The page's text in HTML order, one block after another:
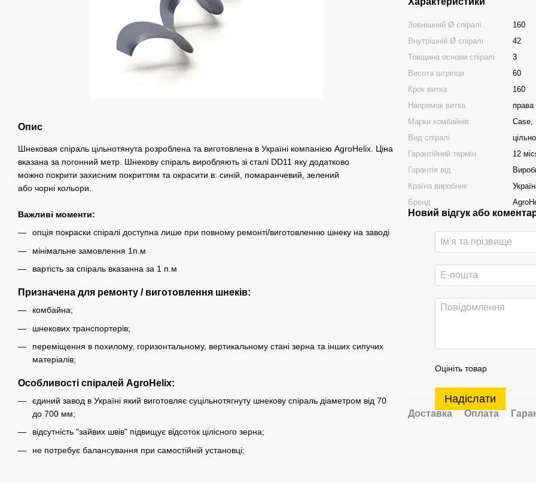
Опис
Шнековая спіраль цільнотянута розроблена та виготовлена в Україні компанією AgroHelix. Ціна
вказана за погонний метр. Шнекову спіраль виробляють зі сталі DD11 яку додатково
можно покрити захисним покриттям та окрасити в: синій, помаранчевий, зелений
або чорні кольори.
Важливі моменти:
опція покраски спіралі доступна лише при повному ремонті/виготовленню шнеку на заводі
мінімальне замовлення 1п.м
вартість за спіраль вказанна за 1 п.м
Призначена для ремонту / виготовлення шнеків:
комбайна;
шнекових транспортерів;
переміщення в похилому, горизонтальному, вертикальному стані зерна та інших сипучих
матеріалів;
Особливості спіралей AgroHelix:
єдиний завод в Україні який виготовляє суцільнотягнуту шнекову спіраль діаметром від 70
до 700 мм;
відсутність "зайвих швів" підвищує відсоток цілісного зерна;
не потребує балансування при самостійній установці;
Зовнішний Ø спіралі
160
Внутрішній Ø спіралі
42
Товщина основи спіралі
3
Висота штріпци
60
Крок витка
160
Напрямок витка
права
Марки комбайнів
Case,
Вид спіралі
Гарантійний термін
12
Гарантія від
Країна виробник
Бренд
Новий відгук або
Оцініть товар
Надіслати
Доставка Оплата